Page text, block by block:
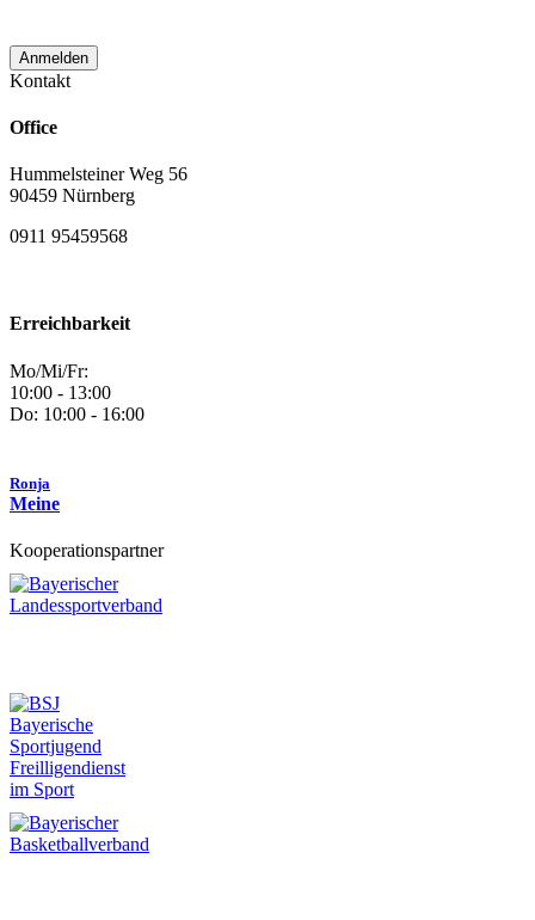
Kontakt
Office
Hummelsteiner Weg 56
90459 Nürnberg
0911 95459568
Erreichbarkeit
Mo/Mi/Fr:
10:00 - 13:00
Do: 10:00 - 16:00
Ronja
Meine
Kooperationspartner